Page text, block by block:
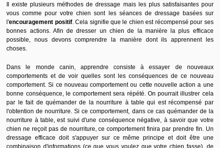
Il existe plusieurs méthodes de dressage mais les plus satisfaisantes pour
vous comme pour votre chien sont les séances de dressage basées sur
l'encouragement positif. Cela signifie que le chien est récompensé pour ses
bonnes actions. Afin de dresser un chien de la manière la plus efficace
possible, nous devons comprendre la manière dont ils apprennent les
choses.
Dans le monde canin, apprendre consiste à essayer de nouveaux
comportements et de voir quelles sont les conséquences de ce nouveau
comportement. Si ce nouveau comportement ou cette nouvelle action a une
bonne conséquence, le comportement sera répété. On pourrait illustrer cela
par le fait de quémander de la nourriture à table qui est récompensé par
l'obtention de nourriture. Si ce comportement, dans ce cas quémander de la
nourriture à table, est suivi d'une conséquence négative, à savoir que votre
chien ne reçoit pas de nourriture, ce comportement finira par prendre fin. Un
dressage efficace doit s'appuyer sur ce même principe et doit être une
combinaison d'informations (ce que vous voulez que votre chien fasse), de